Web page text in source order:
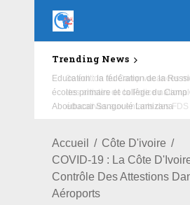
Trending News
Education : la fédération de la
écoles primaire et collège du Camp
Aboubacar Sangoulé Lamizana
Accueil
Côte D'ivoire
COVID-19 : La Côte
Contrôle Des Attestions
Aéroports